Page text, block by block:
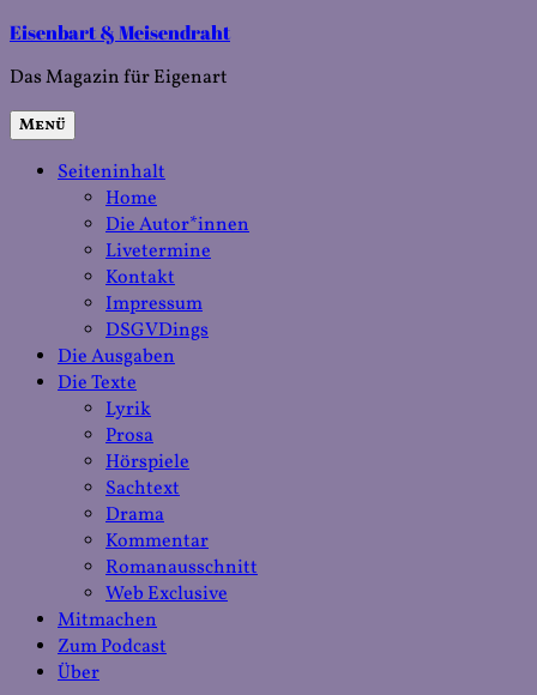
Zum
springen
Eisenbart & Meisendraht
Das Magazin für Eigenart
Menü
Seiteninhalt
Home
Die Autor*innen
Livetermine
Kontakt
Impressum
DSGVDings
Die Ausgaben
Die Texte
Lyrik
Prosa
Hörspiele
Sachtext
Drama
Kommentar
Romanausschnitt
Web Exclusive
Mitmachen
Zum Podcast
Über